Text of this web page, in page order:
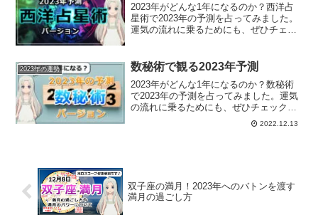
2023年がどんな1年になるのか？西洋占
星術で2023年の予測を占ってみました。
運気の流れに乗るためにも、ぜひチェッ
2023年の運勢 数秘術で観る2023年予測
2023年がどんな1年になるのか？数秘術
で2023年の予測を占ってみました。運気
の流れに乗るためにも、ぜひチェックし
2022.12.13
双子座の満月！2023年へのバトンを渡す
満月の過ごし方